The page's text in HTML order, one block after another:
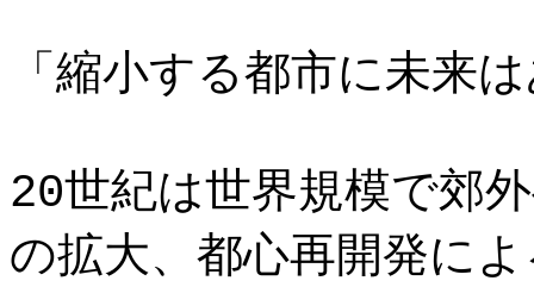
「縮小する都市に未来
20世紀は世界規模で郊
の拡大、都心再開発に